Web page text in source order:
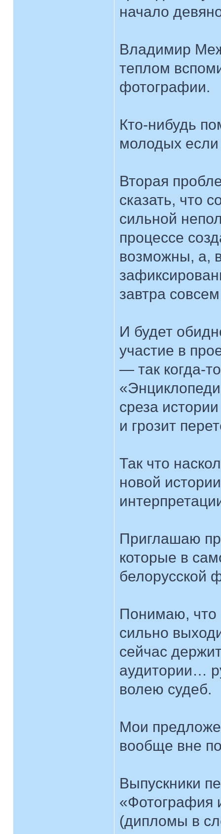
начало
Владимир
теплом
фотографии.
Кто-нибудь
молодых если
Вторая
сказать, что
сильной
процессе
возможны, а,
завтра
И будет
участие в
— так когда-
среза
и грозит
Так что
новой
Приглашаю
которые в
белорусской
Понимаю, что
сильно
сейчас
аудитории…
волею судеб.
Мои
вообще вне
Выпускники
«Фотография
(дипломы в